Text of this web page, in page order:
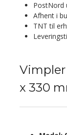
PostNord
Afhent i
TNT til
x 330